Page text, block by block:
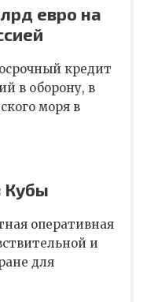
евро на
кредит
в оборону, в
моря в
Кубы
оперативная
и
для